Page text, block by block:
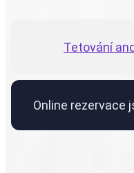
Tetování
Online rezervace